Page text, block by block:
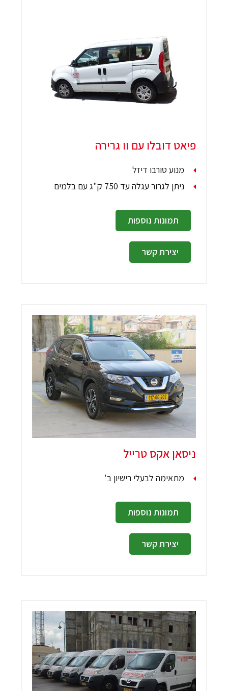
פיאט דובלו עם וו גרירה
מנוע טורבו דיזל
ניתן לגרור עגלה עד 750 ק"ג עם בלמים
תמונות נוספות
יצירת קשר
ניסאן אקס טרייל
מתאימה לבעלי רישיון ב'
תמונות נוספות
יצירת קשר